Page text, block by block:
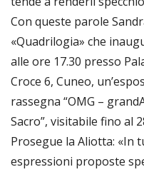
Con queste parole
«Quadrilogia» che
alle ore 17.30 presso
Croce 6, Cuneo,
rassegna “OMG –
Sacro”, visitabile fino al
Prosegue la Aliotta: «In
espressioni proposte